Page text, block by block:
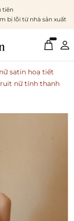
tiên
bị lỗi từ nhà sản xuất
satin hoạ tiết
nữ tính thanh